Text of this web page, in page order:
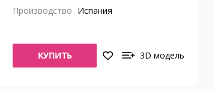
Производство Испания
КУПИТЬ 3D модель